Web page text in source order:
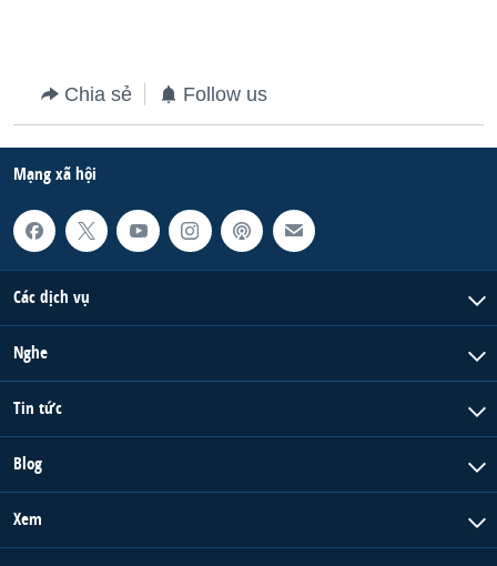
QUAN HỆ VIỆT MỸ
Chia sẻ Follow us
Mạng xã hội
Các dịch vụ
Nghe
Tin tức
Blog
Xem